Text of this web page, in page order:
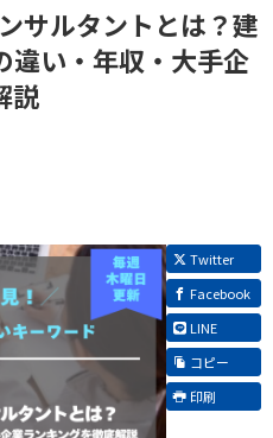
サルタントとは？建
違い・年収・大手企
説
Twitter
Facebook
LINE
コピー
印刷